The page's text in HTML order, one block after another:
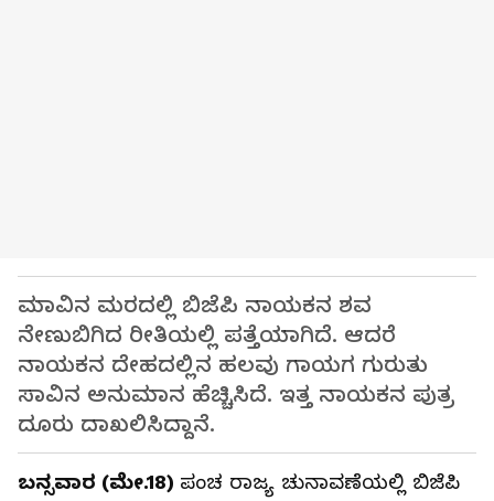
ಮಾವಿನ ಮರದಲ್ಲಿ ಬಿಜೆಪಿ ನಾಯಕನ ಶವ
ನೇಣುಬಿಗಿದ ರೀತಿಯಲ್ಲಿ ಪತ್ತೆಯಾಗಿದೆ. ಆದರೆ
ನಾಯಕನ ದೇಹದಲ್ಲಿನ ಹಲವು ಗಾಯಗ ಗುರುತು
ಸಾವಿನ ಅನುಮಾನ ಹೆಚ್ಚಿಸಿದೆ. ಇತ್ತ ನಾಯಕನ ಪುತ್ರ
ದೂರು ದಾಖಲಿಸಿದ್ದಾನೆ.
ಬನ್ಸವಾರ (ಮೇ.18) ಪಂಚ ರಾಜ್ಯ ಚುನಾವಣೆಯಲ್ಲಿ ಬಿಜೆಪಿ